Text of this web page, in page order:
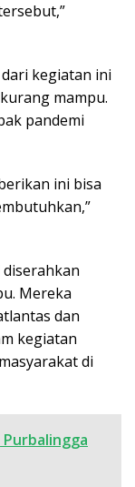
kegiatan ini
mampu.
pandemi
ini bisa
Mereka
dan
kegiatan
di
Purbalingga